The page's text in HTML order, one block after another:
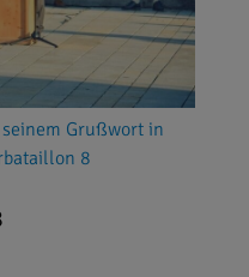
Grußwort in
8